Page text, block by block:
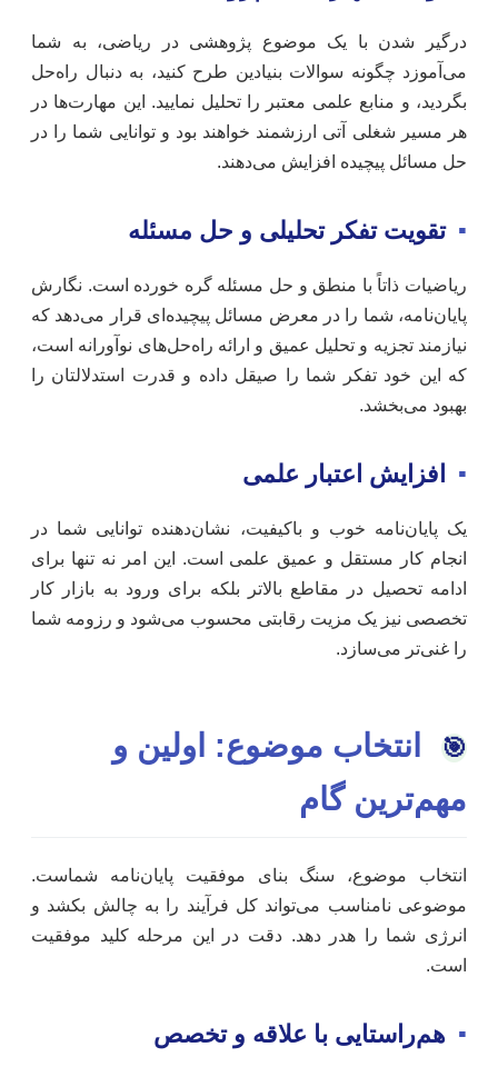
درگیر شدن با یک موضوع پژوهشی در ریاضی، به شما
می‌آموزد چگونه سوالات بنیادین طرح کنید، به دنبال راه‌حل
بگردید، و منابع علمی معتبر را تحلیل نمایید. این مهارت‌ها در
هر مسیر شغلی آتی ارزشمند خواهند بود و توانایی شما را در
حل مسائل پیچیده افزایش می‌دهند.
▪ تقویت تفکر تحلیلی و حل مسئله
ریاضیات ذاتاً با منطق و حل مسئله گره خورده است. نگارش
پایان‌نامه، شما را در معرض مسائل پیچیده‌ای قرار می‌دهد که
نیازمند تجزیه و تحلیل عمیق و ارائه راه‌حل‌های نوآورانه است،
که این خود تفکر شما را صیقل داده و قدرت استدلالتان را
بهبود می‌بخشد.
▪ افزایش اعتبار علمی
یک پایان‌نامه خوب و باکیفیت، نشان‌دهنده توانایی شما در
انجام کار مستقل و عمیق علمی است. این امر نه تنها برای
ادامه تحصیل در مقاطع بالاتر بلکه برای ورود به بازار کار
تخصصی نیز یک مزیت رقابتی محسوب می‌شود و رزومه شما
را غنی‌تر می‌سازد.
🎯
انتخاب موضوع: اولین و
مهم‌ترین گام
انتخاب موضوع، سنگ بنای موفقیت پایان‌نامه شماست.
موضوعی نامناسب می‌تواند کل فرآیند را به چالش بکشد و
انرژی شما را هدر دهد. دقت در این مرحله کلید موفقیت
است.
▪ هم‌راستایی با علاقه و تخصص